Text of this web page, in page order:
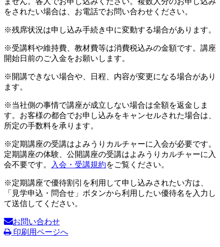
をされたい場合は、お電話でお問い合わせください。
※残席状況は申し込み手続き中に変動する場合があります。
※受講料や維持費、教材費等は消費税込みの金額です。講座
開始日前のご入金をお願いします。
※開講できない場合や、日程、内容が変更になる場合があり
ます。
※当社側の事情で講座が成立しない場合は全額を返金しま
す。お客様の都合でお申し込みをキャンセルされた場合は、
所定の手数料を承ります。
※定期講座の受講はよみうりカルチャーに入会が必要です。
定期講座の体験、公開講座の受講はよみうりカルチャーに入
会不要です。
入会・受講規約をご覧ください。
※定期講座で優待割引を利用して申し込みされたい方は、
「見学申込・問合せ」ボタンから利用したい優待名を入力し
て送信してください。
お問い合わせ
印刷用ページへ